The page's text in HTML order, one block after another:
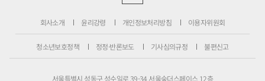
회사소개 윤리강령 개인정보처리방침 이용자위원회
청소년보호정책 정정·반론보도 기사심의규정 불편신고
서울특별시 성동구 성수일로 39-34 서울숲더스페이스 12층